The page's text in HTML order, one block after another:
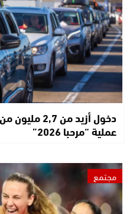
دخول أزيد
عملية “مرحبا 2026”
مجتمع